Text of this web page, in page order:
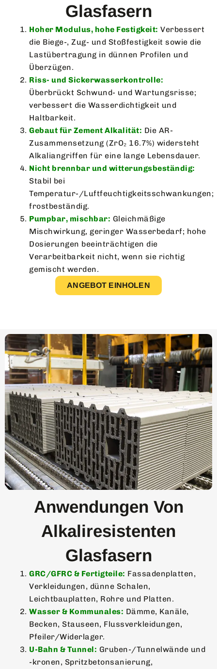
Glasfasern
Hoher Modulus, hohe Festigkeit: Verbessert
die Biege-, Zug- und Stoßfestigkeit sowie die
Lastübertragung in dünnen Profilen und
Überzügen.
Riss- und Sickerwasserkontrolle:
Überbrückt Schwund- und Wartungsrisse;
verbessert die Wasserdichtigkeit und
Haltbarkeit.
Gebaut für Zement Alkalität: Die AR-
Zusammensetzung (ZrO₂ 16.7%) widersteht
Alkaliangriffen für eine lange Lebensdauer.
Nicht brennbar und witterungsbeständig:
Stabil bei
Temperatur-/Luftfeuchtigkeitsschwankungen;
frostbeständig.
Pumpbar, mischbar: Gleichmäßige
Mischwirkung, geringer Wasserbedarf; hohe
Dosierungen beeinträchtigen die
Verarbeitbarkeit nicht, wenn sie richtig
gemischt werden.
ANGEBOT EINHOLEN
Anwendungen Von
Alkaliresistenten
Glasfasern
GRC/GFRC & Fertigteile: Fassadenplatten,
Verkleidungen, dünne Schalen,
Leichtbauplatten, Rohre und Platten.
Wasser & Kommunales: Dämme, Kanäle,
Becken, Stauseen, Flussverkleidungen,
Pfeiler/Widerlager.
U-Bahn & Tunnel: Gruben-/Tunnelwände und
-kronen, Spritzbetonsanierung,